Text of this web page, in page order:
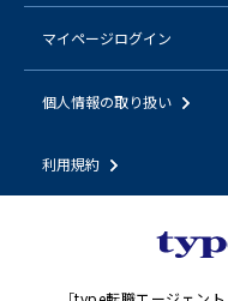
マイページログイン
個人情報の取り扱い
利用規約